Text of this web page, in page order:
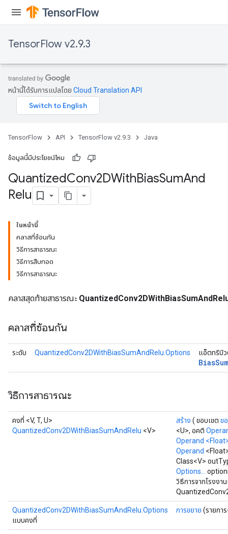
TensorFlow v2.9.3
หน้านี้ได้รับการแปลโดย Cloud Translation API
TensorFlow API TensorFlow v2.9.3 Java
ข้อมูลนี้มีประโยชน์ไหม
QuantizedConv2DWithBiasSumAnd
Relu
ในหน้านี้
คลาสที่ซ้อนกัน
วิธีการสาธารณะ
วิธีการสืบทอด
วิธีการสาธารณะ
คลาสสุดท้ายสาธารณะ
คลาสที่ซ้อนกัน
ระดับ QuantizedConv2DWithBiasSumAndRelu.Options แอ็ตทริบิ
BiasSum
วิธีการสาธารณะ
คงที่ <V, T, U>
QuantizedConv2DWithBiasSumAndRelu <V>
สร้าง ( ขอบเขต ข
<U>, อคติ
Operand
Operand
Class<V>
Options...
วิธีการจากโรงงา
QuantizedConv2DWithBiasSumAndRelu.Options
แบบคงที่
การขยาย (รายกา